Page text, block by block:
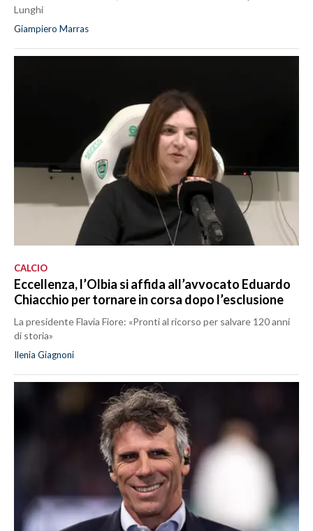
Lunghi
Giampiero Marras
CALCIO
Eccellenza, l’Olbia si affida all’avvocato Eduardo
Chiacchio per tornare in corsa dopo l’esclusione
La presidente Flavia Fiore: «Pronti al ricorso per salvare 120 anni
di storia»
Ilenia Giagnoni